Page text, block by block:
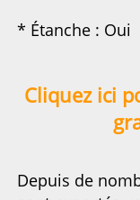
* Étanche : Oui
Cliquez ici
Depuis de